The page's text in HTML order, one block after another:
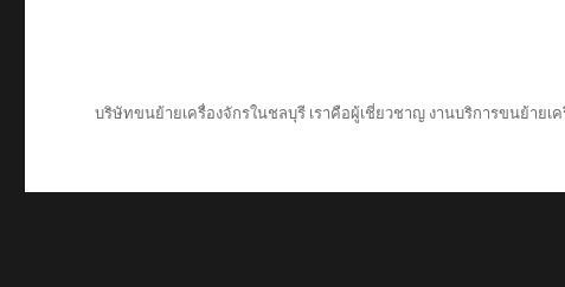
บริษัทขนย้ายเครื่องจักรในชลบุรี เราคือผู้เชี่ยวชาญ งานบริการขนย้ายเ